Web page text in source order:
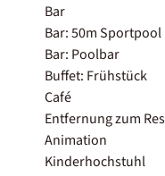
Bar
Bar: 50m Sportpool
Bar: Poolbar
Buffet: Frühstück
Café
Entfernung zum
Animation
Kinderhochstuhl